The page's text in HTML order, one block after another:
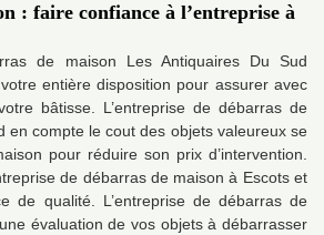
: faire confiance à l’entreprise à
de maison Les Antiquaires Du Sud
entière disposition pour assurer avec
bâtisse. L’entreprise de débarras de
en compte le cout des objets valeureux se
pour réduire son prix d’intervention.
de débarras de maison à Escots et
de qualité. L’entreprise de débarras de
évaluation de vos objets à débarrasser